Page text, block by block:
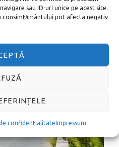
sau ID-uri unice pe acest site.
consimțământului pot afecta negativ
confidențialitateImpressum
între orele 05:30 și